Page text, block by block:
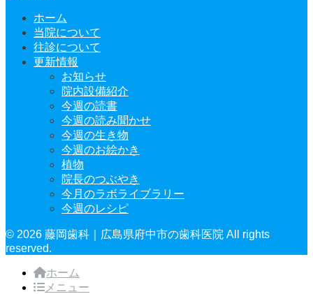
ホーム
当院について
往診について
更新情報
お知らせ
院内設備紹介
今週の読書
今週の読み聞かせ
今週の生き物
今週のお絵かき
植物
院長のつぶやき
今月のラボライブラリー
今週のレシピ
© 2026 藤岡歯科｜広島県府中市の歯科医院 All rights
reserved.
ホーム
メニュー